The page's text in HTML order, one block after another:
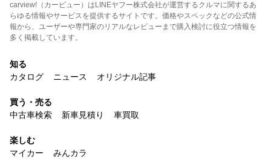
carview!（カービュー）はLINEヤフー株式会社が運営するクルマに関するあ
らゆる情報やサービスを提供するサイトです。価格やスペックなどの公式情
報から、ユーザーや専門家のリアルなレビューまで購入検討に役立つ情報を
多く掲載しています。
知る
カタログ
ニュース オリジナル記事
買う・売る
中古車検索
新車見積り 車買取
楽しむ
マイカー
みんカラ